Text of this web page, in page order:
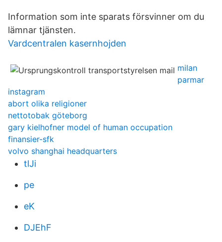
Information som inte sparats försvinner om du
lämnar tjänsten.
Vardcentralen kasernhojden
milan
parmar
instagram
abort olika religioner
nettotobak göteborg
gary kielhofner model of human occupation
finansier-sfk
volvo shanghai headquarters
tlJi
pe
eK
DJEhF